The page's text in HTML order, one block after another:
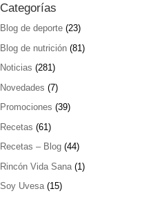
Categorías
Blog de deporte (23)
Blog de nutrición (81)
Noticias (281)
Novedades (7)
Promociones (39)
Recetas (61)
Recetas – Blog (44)
Rincón Vida Sana (1)
Soy Uvesa(15)